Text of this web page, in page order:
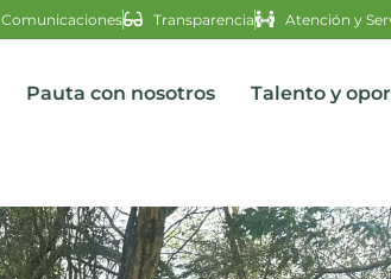
Comunicaciones Transparencia Atención y
Pauta con nosotros Talento y